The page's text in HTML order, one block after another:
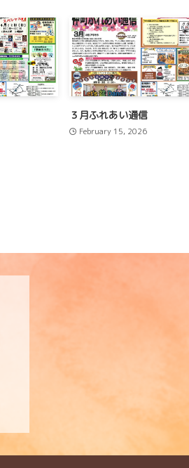
３月ふれあい通信
February 15, 2026